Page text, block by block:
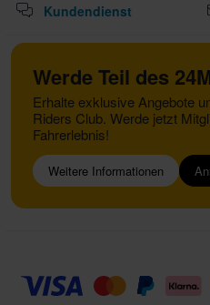
Kundendienst
Werde Teil des
Erhalte exklusive Angebote
Riders Club. Werde jetzt
Fahrerlebnis!
Weitere Informationen